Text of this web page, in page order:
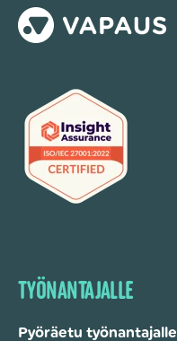
TYÖNANTAJALLE
Pyöräetu työnantajalle